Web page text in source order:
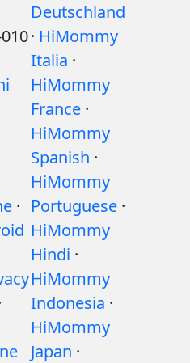
·
Deutschland
· HiMommy
Italia ·
HiMommy
France ·
HiMommy
Spanish ·
HiMommy
Portuguese ·
HiMommy
Hindi ·
HiMommy
Indonesia ·
HiMommy
Japan ·